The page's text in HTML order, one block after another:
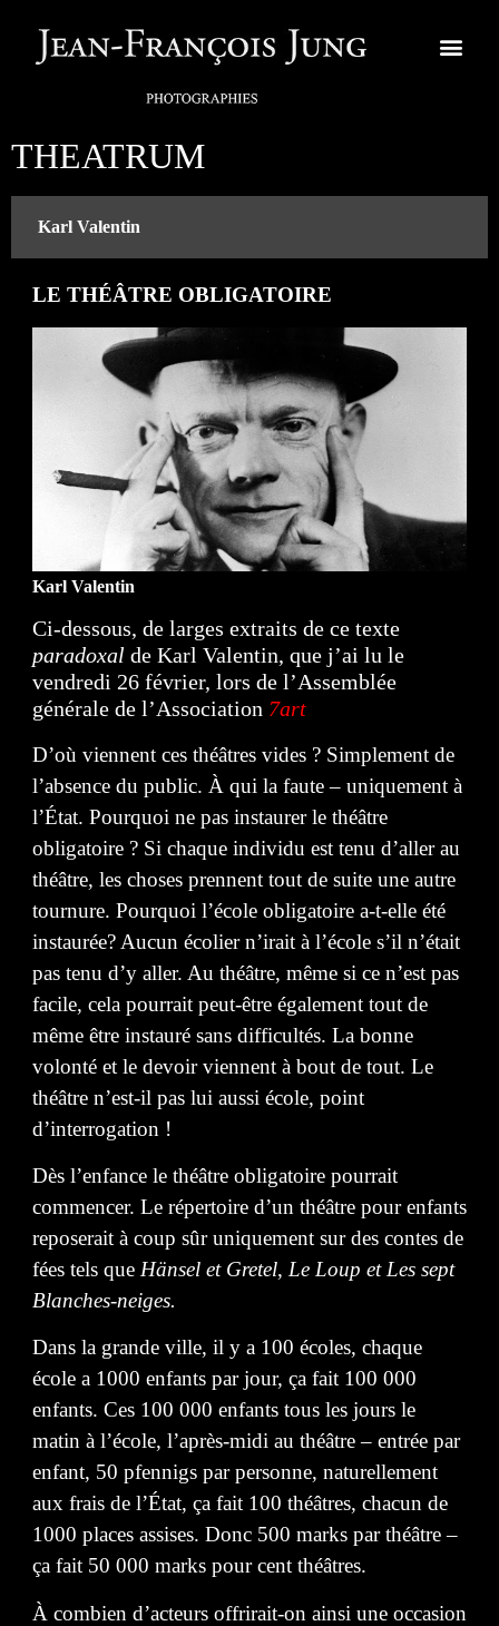
THEATRUM
Karl Valentin
LE THÉÂTRE OBLIGATOIRE
Karl Valentin
Ci-dessous, de larges extraits de ce texte
paradoxal de Karl Valentin, que j’ai lu le
vendredi 26 février, lors de l’Assemblée
générale de l’Association 7art
D’où viennent ces théâtres vides ? Simplement de
l’absence du public. À qui la faute – uniquement à
l’État. Pourquoi ne pas instaurer le théâtre
obligatoire ? Si chaque individu est tenu d’aller au
théâtre, les choses prennent tout de suite une autre
tournure. Pourquoi l’école obligatoire a-t-elle été
instaurée? Aucun écolier n’irait à l’école s’il n’était
pas tenu d’y aller. Au théâtre, même si ce n’est pas
facile, cela pourrait peut-être également tout de
même être instauré sans difficultés. La bonne
volonté et le devoir viennent à bout de tout. Le
théâtre n’est-il pas lui aussi école, point
d’interrogation !
Dès l’enfance le théâtre obligatoire pourrait
commencer. Le répertoire d’un théâtre pour enfants
reposerait à coup sûr uniquement sur des contes de
fées tels que Hänsel et Gretel, Le Loup et Les sept
Blanches-neiges.
Dans la grande ville, il y a 100 écoles, chaque
école a 1000 enfants par jour, ça fait 100 000
enfants. Ces 100 000 enfants tous les jours le
matin à l’école, l’après-midi au théâtre – entrée par
enfant, 50 pfennigs par personne, naturellement
aux frais de l’État, ça fait 100 théâtres, chacun de
1000 places assises. Donc 500 marks par théâtre –
ça fait 50 000 marks pour cent théâtres.
À combien d’acteurs offrirait-on ainsi une occasion